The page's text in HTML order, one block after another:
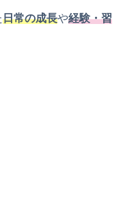
日常の成長や経験・習